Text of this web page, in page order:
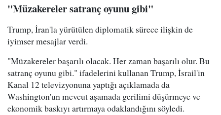
"Müzakereler satranç oyunu gibi"
Trump, İran'la yürütülen diplomatik sürece ilişkin de
iyimser mesajlar verdi.
"Müzakereler başarılı olacak. Her zaman başarılı olur. Bu
satranç oyunu gibi." ifadelerini kullanan Trump, İsrail'in
Kanal 12 televizyonuna yaptığı açıklamada da
Washington'un mevcut aşamada gerilimi düşürmeye ve
ekonomik baskıyı artırmaya odaklandığını söyledi.